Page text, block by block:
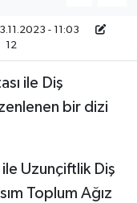
- 11:03
12
ile Diş
bir dizi
Uzunçiftlik Diş
Toplum Ağız